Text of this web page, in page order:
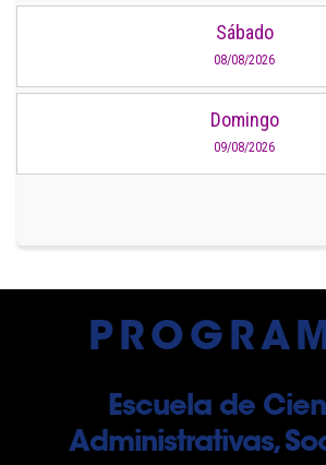
Sábado
08/08/2026
Domingo
09/08/2026
Escuela de
Administrativas,